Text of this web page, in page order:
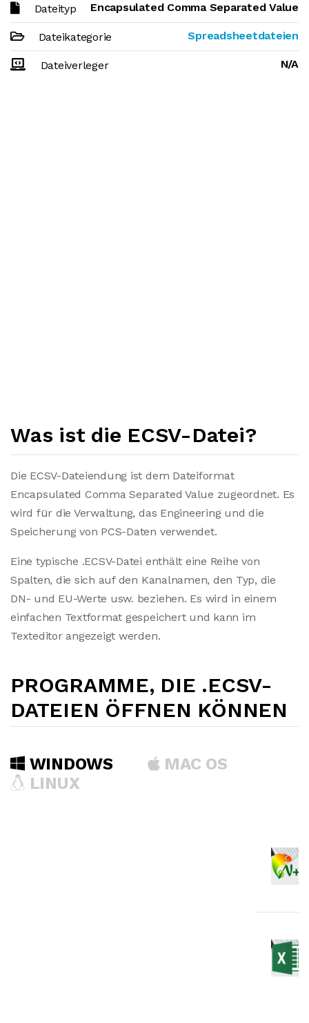
Dateityp Encapsulated Comma Separated Value
Dateikategorie Spreadsheetdateien
Dateiverleger N/A
Was ist die ECSV-Datei?
Die ECSV-Dateiendung ist dem Dateiformat
Encapsulated Comma Separated Value zugeordnet. Es
wird für die Verwaltung, das Engineering und die
Speicherung von PCS-Daten verwendet.
Eine typische .ECSV-Datei enthält eine Reihe von
Spalten, die sich auf den Kanalnamen, den Typ, die
DN- und EU-Werte usw. beziehen. Es wird in einem
einfachen Textformat gespeichert und kann im
Texteditor angezeigt werden.
PROGRAMME, DIE .ECSV-
DATEIEN ÖFFNEN KÖNNEN
WINDOWS
MAC OS
LINUX